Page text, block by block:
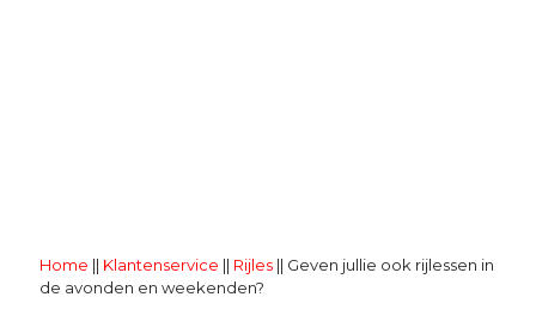
Home || Klantenservice || Rijles || Geven jullie ook rijlessen in
de avonden en weekenden?